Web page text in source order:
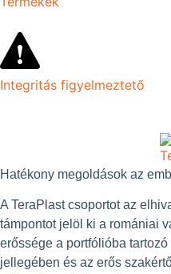
Integritás figyelmeztető
Hatékony megoldások az
A TeraPlast csoportot az
támpontot jelöl ki a romániai
erőssége a portfólióba
jellegében és az erős